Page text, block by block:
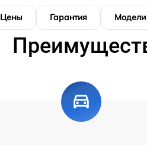
Цены Гарантия Модели